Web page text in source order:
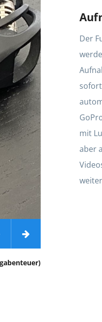
Der
mit
aber